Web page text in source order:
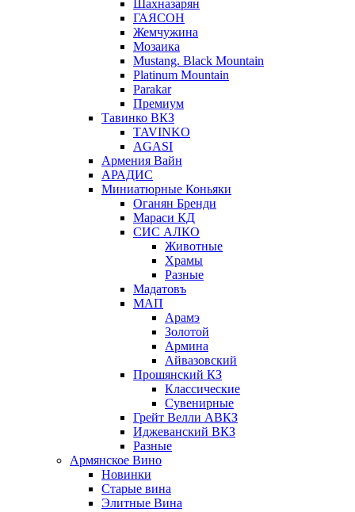
Шахназарян
ГАЯСОН
Жемчужина
Мозаика
Mustang. Black Mountain
Platinum Mountain
Parakar
Премиум
Тавинко ВКЗ
TAVINKO
AGASI
Армения Вайн
АРАДИС
Миниатюрные Коньяки
Оганян Бренди
Мараси КД
СИС АЛКО
Животные
Храмы
Разные
Мадатовъ
МАП
Арамэ
Золотой
Армина
Айвазовский
Прошянский КЗ
Классические
Сувенирные
Грейт Велли АВКЗ
Иджеванский ВКЗ
Разные
Армянское Вино
Новинки
Старые вина
Элитные Вина